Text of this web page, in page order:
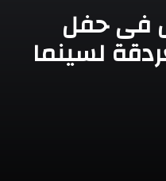
فى حفل
لسينما